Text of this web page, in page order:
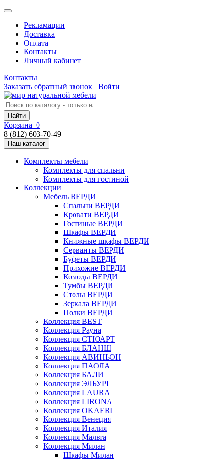
Рекламации
Доставка
Оплата
Контакты
Личный кабинет
Контакты
Заказать обратный звонок
Войти
Найти
Корзина 0
8 (812) 603-70-49
Наш каталог
Комплекты мебели
Комплекты для спальни
Комплекты для гостиной
Коллекции
Мебель ВЕРДИ
Спальни ВЕРДИ
Кровати ВЕРДИ
Гостиные ВЕРДИ
Шкафы ВЕРДИ
Книжные шкафы ВЕРДИ
Серванты ВЕРДИ
Буфеты ВЕРДИ
Прихожие ВЕРДИ
Комоды ВЕРДИ
Тумбы ВЕРДИ
Столы ВЕРДИ
Зеркала ВЕРДИ
Полки ВЕРДИ
Коллекция BEST
Коллекция Рауна
Коллекция СТЮАРТ
Коллекция БЛАНШ
Коллекция АВИНЬОН
Коллекция ПАОЛА
Коллекция БАЛИ
Коллекция ЭЛБУРГ
Коллекция LAURA
Коллекция LIRONA
Коллекция OKAERI
Коллекция Венеция
Коллекция Италия
Коллекция Мальта
Коллекция Милан
Шкафы Милан